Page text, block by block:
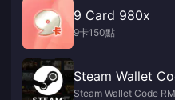
9 Card 980x
9卡150點
Steam Wallet
Steam Wallet Code